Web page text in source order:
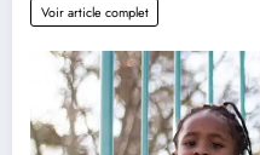
Voir article complet